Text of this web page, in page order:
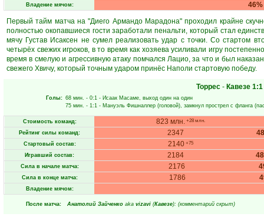
Владение мячом:
46%
Первый тайм матча на "Диего Армандо Марадона" проходил крайне
полностью окопавшиеся гости заработали пенальти, который стал
мячу Густав Исаксен не сумел реализовать удар с точки. Со стартом
четырёх свежих игроков, в то время как хозяева усиливали игру
время в смелую и агрессивную атаку помчался Лацио, за что и был
свежего Хвичу, который точным ударом принёс Наполи стартовую победу.
Торрес - Кавезе 1:1
Голы: 68 мин. - 0:1 - Исаак Масаме, выход один на один
75 мин. - 1:1 - Мануэль Фишналлер (головой), замкнул прострел с фланга
Стоимость команд: 823 млн. +28 млн.
Рейтинг силы команд: 2347
Стартовый состав: 2140 +75
Игравший состав: 2184
Сила в начале матча: 2176
Сила в конце матча: 1786
Владение мячом:
После матча: Анатолий Зайченко aka vizavi (Кавезе): (комментарий скрыт)